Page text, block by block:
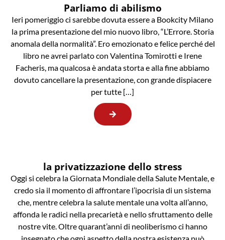
Parliamo di abilismo
Ieri pomeriggio ci sarebbe dovuta essere a Bookcity Milano
la prima presentazione del mio nuovo libro, “L’Errore. Storia
anomala della normalità”. Ero emozionato e felice perché del
libro ne avrei parlato con Valentina Tomirotti e Irene
Facheris, ma qualcosa è andata storta e alla fine abbiamo
dovuto cancellare la presentazione, con grande dispiacere
per tutte […]
la privatizzazione dello stress
Oggi si celebra la Giornata Mondiale della Salute Mentale, e
credo sia il momento di affrontare l’ipocrisia di un sistema
che, mentre celebra la salute mentale una volta all’anno,
affonda le radici nella precarietà e nello sfruttamento delle
nostre vite. Oltre quarant’anni di neoliberismo ci hanno